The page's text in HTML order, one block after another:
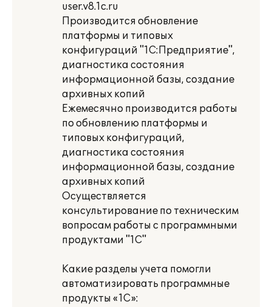
user.v8.1c.ru
Производится обновление
платформы и типовых
конфигураций "1С:Предприятие",
диагностика состояния
информационной базы, создание
архивных копий
Ежемесячно производится работы
по обновлению платформы и
типовых конфигураций,
диагностика состояния
информационной базы, создание
архивных копий
Осуществляется
консультирование по техническим
вопросам работы с программными
продуктами "1С"
Какие разделы учета помогли
автоматизировать программные
продукты «1С»: